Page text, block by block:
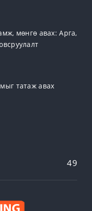
мөнгө авах: Арга,
татаж авах
49